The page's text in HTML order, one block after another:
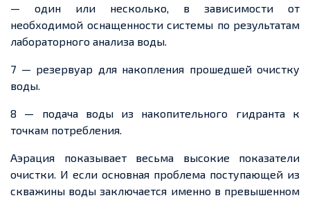
— один или несколько, в зависимости от
необходимой оснащенности системы по результатам
лабораторного анализа воды.
7 — резервуар для накопления прошедшей очистку
воды.
8 — подача воды из накопительного гидранта к
точкам потребления.
Аэрация показывает весьма высокие показатели
очистки. И если основная проблема поступающей из
скважины воды заключается именно в превышенном